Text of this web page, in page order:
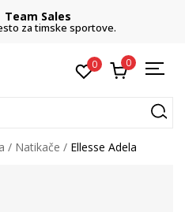
Sales
timske sportove.
0 0
Natikače Ellesse Adela